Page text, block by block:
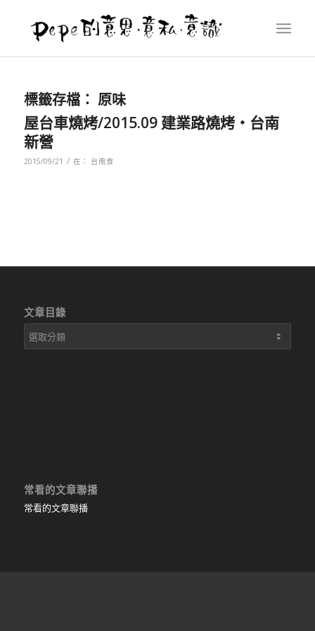
標籤存檔： 原味
屋台車燒烤/2015.09 建業路燒烤‧台南
新營
2015/09/21 / 在： 台南食
文章目錄
文
章
常看的文章聯播
常看的文章聯播